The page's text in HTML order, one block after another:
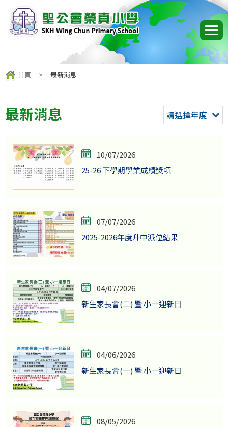
首頁 > 最新消息
最新消息 請選擇年度
10/07/2026
25-26 下學期學業成績獎項
07/07/2026
2025-2026年度升中派位結果
04/07/2026
新生家長會(二) 暨 小一迎新日
04/06/2026
新生家長會(一) 暨 小一迎新日
08/05/2026